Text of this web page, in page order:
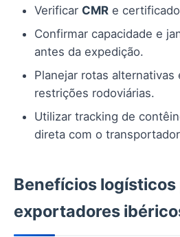
Verificar CMR e
Confirmar capacidade e
antes da expedição.
Planejar rotas alternativas
restrições rodoviárias.
Utilizar tracking de
direta com o
Benefícios logísticos
exportadores